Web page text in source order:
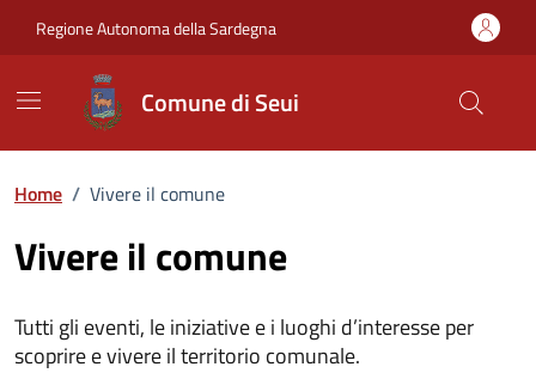
Regione Autonoma della Sardegna
Comune di Seui
Home / Vivere il comune
Vivere il comune
Tutti gli eventi, le iniziative e i luoghi d’interesse per
scoprire e vivere il territorio comunale.